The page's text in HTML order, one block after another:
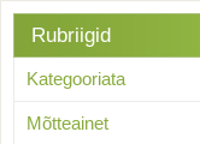
Rubriigid
Kategooriata
Mõtteainet